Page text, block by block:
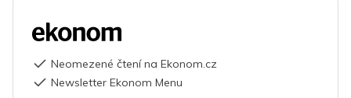
Neomezené čtení na Ekonom.cz
Newsletter Ekonom Menu